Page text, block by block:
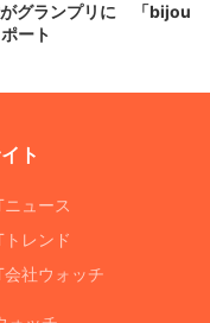
がグランプリに 「bijou
ート
ト
ュース
レンド
社ウォッチ